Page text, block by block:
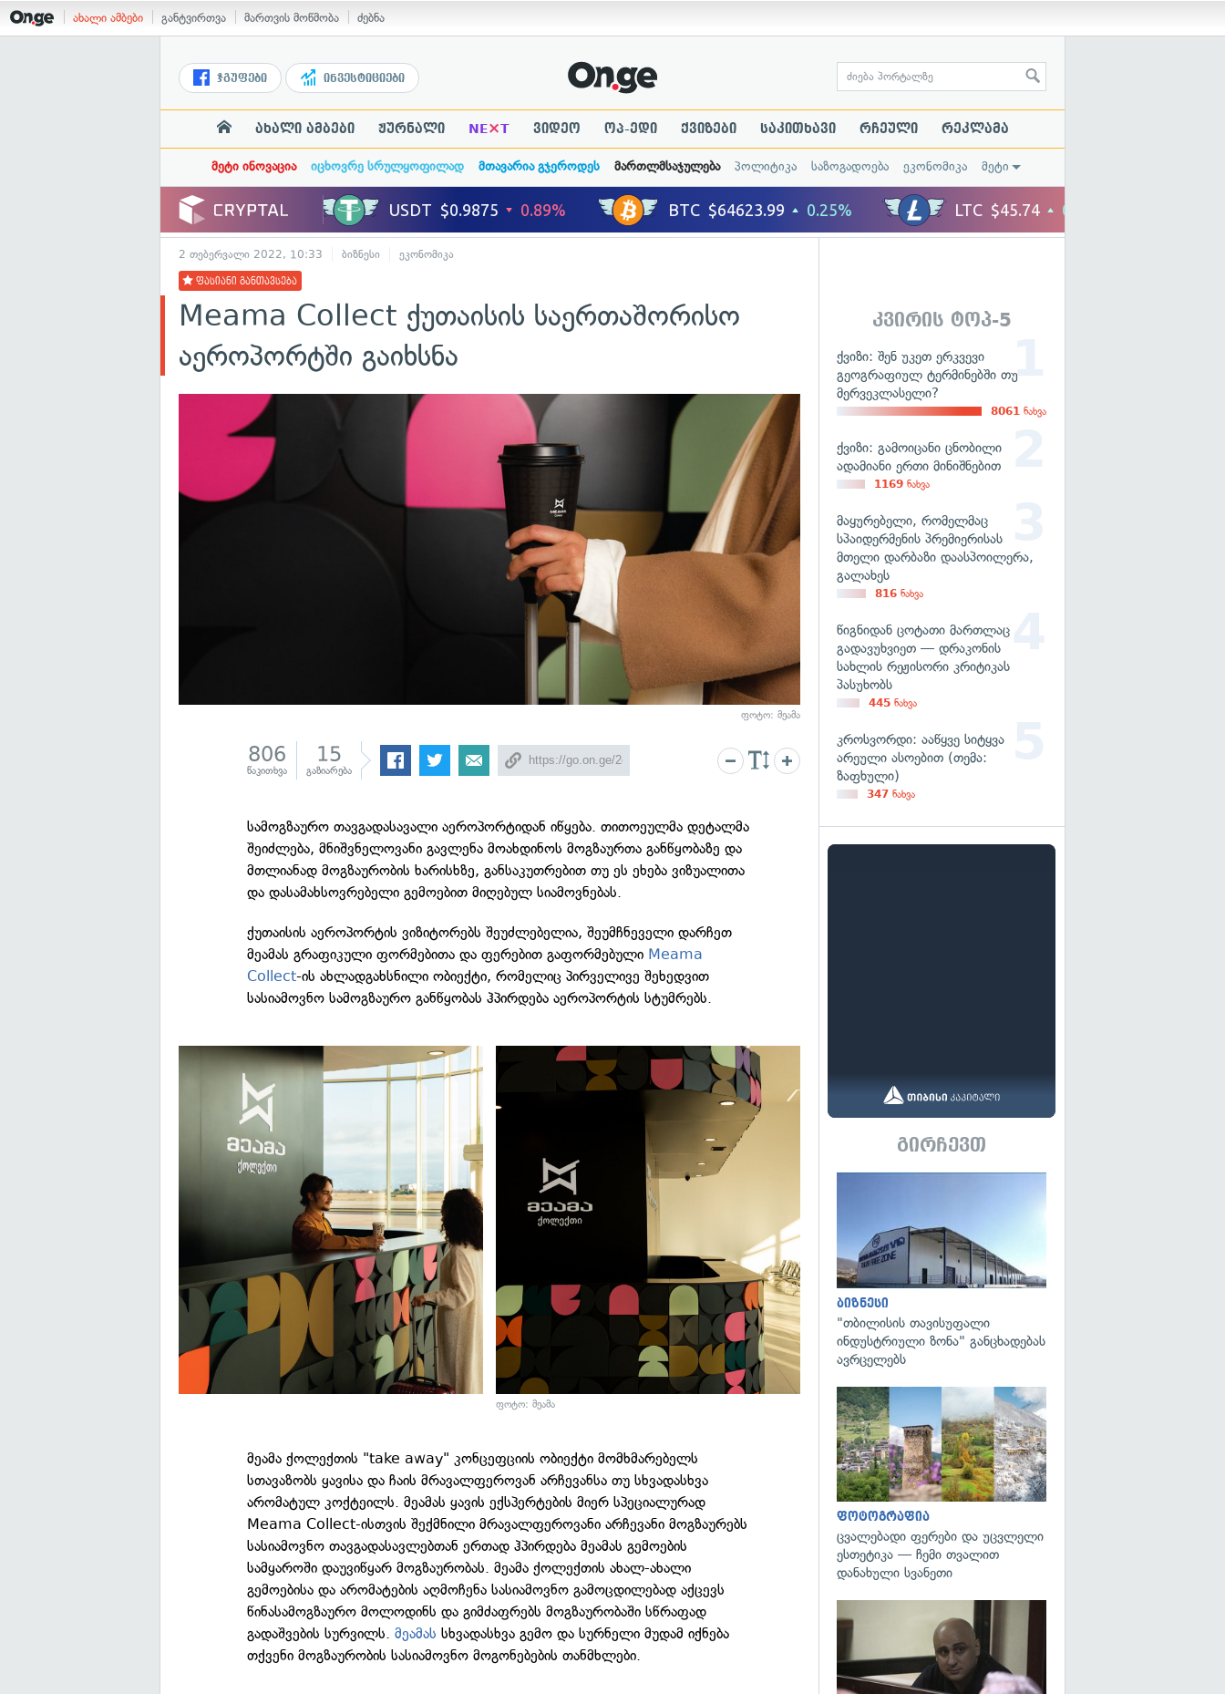
ახალი ამბები განტვირთვა მართვის მოწმობა ძებნა
ჯგუფები ინვესტიციები
ახალი ამბები ჟურნალი NE×T ვიდეო ოპ-ედი ქვიზები საკითხავი რჩეული რეკლამა
მეტი ინოვაცია იცხოვრე სრულყოფილად მთავარია გჯეროდეს მართლმსაჯულება პოლიტიკა საზოგადოება ეკონომიკა მეტი
2 თებერვალი 2022, 10:33 ბიზნესი ეკონომიკა
ფასიანი განთავსება
Meama Collect ქუთაისის საერთაშორისო
აეროპორტში გაიხსნა
ფოტო: მეამა
806
წაკითხვა
15
გაზიარება
სამოგზაურო თავგადასავალი აეროპორტიდან იწყება. თითოეულმა დეტალმა
შეიძლება, მნიშვნელოვანი გავლენა მოახდინოს მოგზაურთა განწყობაზე და
მთლიანად მოგზაურობის ხარისხზე, განსაკუთრებით თუ ეს ეხება ვიზუალითა
და დასამახსოვრებელი გემოებით მიღებულ სიამოვნებას.
ქუთაისის აეროპორტის ვიზიტორებს შეუძლებელია, შეუმჩნეველი დარჩეთ
მეამას გრაფიკული ფორმებითა და ფერებით გაფორმებული Meama
Collect-ის ახლადგახსნილი ობიექტი, რომელიც პირველივე შეხედვით
სასიამოვნო სამოგზაურო განწყობას ჰპირდება აეროპორტის სტუმრებს.
ფოტო: მეამა
მეამა ქოლექთის "take away" კონცეფციის ობიექტი მომხმარებელს
სთავაზობს ყავისა და ჩაის მრავალფეროვან არჩევანსა თუ სხვადასხვა
არომატულ კოქტეილს. მეამას ყავის ექსპერტების მიერ სპეციალურად
Meama Collect-ისთვის შექმნილი მრავალფეროვანი არჩევანი მოგზაურებს
სასიამოვნო თავგადასავლებთან ერთად ჰპირდება მეამას გემოების
სამყაროში დაუვიწყარ მოგზაურობას. მეამა ქოლექთის ახალ-ახალი
გემოებისა და არომატების აღმოჩენა სასიამოვნო გამოცდილებად აქცევს
წინასამოგზაურო მოლოდინს და გიმძაფრებს მოგზაურობაში სწრაფად
გადაშვების სურვილს.მეამას სხვადასხვა გემო და სურნელი მუდამ იქნება
თქვენი მოგზაურობის სასიამოვნო მოგონებების თანმხლები.
კვირის ტოპ-5
ქვიზი: შენ უკეთ ერკვევი
გეოგრაფიულ ტერმინებში თუ
მერვეკლასელი?
8061 ნახვა
ქვიზი: გამოიცანი ცნობილი
ადამიანი ერთი მინიშნებით
1169 ნახვა
მაყურებელი, რომელმაც
სპაიდერმენის პრემიერისას
მთელი დარბაზი დაასპოილერა,
გალახეს
816 ნახვა
წიგნიდან ცოტათი მართლაც
გადავუხვიეთ — დრაკონის
სახლის რეჟისორი კრიტიკას
პასუხობს
445 ნახვა
კროსვორდი: ააწყვე სიტყვა
არეული ასოებით (თემა:
ზაფხული)
347 ნახვა
გირჩევთ
ბიზნესი
"თბილისის თავისუფალი
ინდუსტრიული ზონა" განცხადებას
ავრცელებს
ფოტოგრაფია
ცვალებადი ფერები და უცვლელი
ესთეტიკა — ჩემი თვალით
დანახული სვანეთი